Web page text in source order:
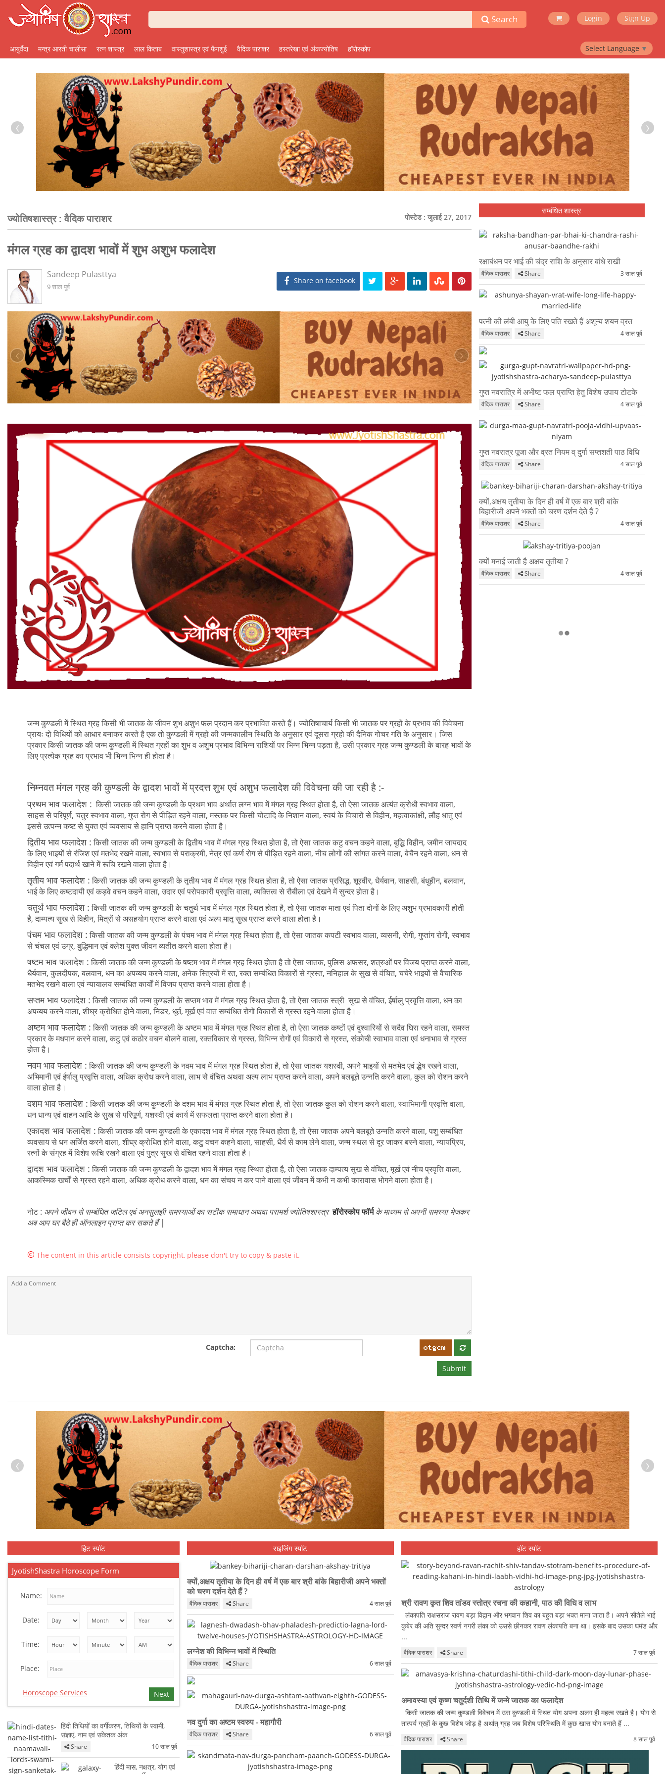
Search Login Sign Up
आयुर्वेदा मन्त्र आरती चालीसा रत्न शास्त्र लाल किताब वास्तुशास्त्र एवं फेंगशुई वैदिक पाराशर हस्तरेखा एवं अंकज्योतिष हॉरोस्कोप Select Language ▼
‹ ›
ज्योतिषशास्त्र :वैदिक पाराशर पोस्टेड : जुलाई 27, 2017
मंगल ग्रह का द्वादश भावों में शुभ अशुभ फलादेश
Sandeep Pulasttya
9 साल पूर्व
Share on facebook
‹ ›
जन्म कुण्डली में स्थित ग्रह किसी भी जातक के जीवन शुभ अशुभ फल प्रदान कर प्रभावित करते हैं। ज्योतिषाचार्य किसी भी जातक पर ग्रहों के प्रभाव की विवेचना
प्रायः दो विधियों को आधार बनाकर करते है एक तो कुण्डली में ग्रहो की जन्मकालीन स्थिति के अनुसार एवं दूसरा ग्रहो की दैनिक गोचर गति के अनुसार। जिस
प्रकार किसी जातक की जन्म कुण्डली में स्थित ग्रहों का शुभ व अशुभ प्रभाव विभिन्न राशियों पर भिन्न भिन्न पड़ता है, उसी प्रकार ग्रह जन्म कुण्डली के बारह भावों के
लिए प्रत्येक ग्रह का प्रभाव भी भिन्न भिन्न ही होता है।
निम्नवत मंगल ग्रह की कुण्डली के द्वादश भावों में प्रदत्त शुभ एवं अशुभ फलादेश की विवेचना की जा रही है :-
प्रथम भाव फलादेश : किसी जातक की जन्म कुण्डली के प्रथम भाव अर्थात लग्न भाव में मंगल ग्रह स्थित होता है, तो ऐसा जातक अत्यंत क्रोधी स्वभाव वाला,
साहस से परिपूर्ण, चतुर स्वभाव वाला, गुप्त रोग से पीड़ित रहने वाला, मस्तक पर किसी चोटादि के निशान वाला, स्वयं के विचारों से विहीन, महत्वाकांक्षी, लौह धातु एवं
इससे उत्पन्न कष्ट से युक्त एवं व्यवसाय से हानि प्राप्त करने वाला होता है।
द्वितीय भाव फलादेश : किसी जातक की जन्म कुण्डली के द्वितीय भाव में मंगल ग्रह स्थित होता है, तो ऐसा जातक कटु वचन कहने वाला, बुद्धि विहीन, जमीन जायदाद
के लिए भाइयों से रंजिश एवं मतभेद रखने वाला, स्वभाव से पराक्रमी, नेत्र एवं कर्ण रोग से पीड़ित रहने वाला, नीच लोगों की सांगत करने वाला, बेचैन रहने वाला, धन से
विहीन एवं गर्म पदार्थ खाने में रूचि रखने वाला होता है।
तृतीय भाव फलादेश : किसी जातक की जन्म कुण्डली के तृतीय भाव में मंगल ग्रह स्थित होता है, तो ऐसा जातक प्रसिद्ध, शूरवीर, धैर्यवान, साहसी, बंधुहीन, बलवान,
भाई के लिए कष्टदायी एवं कड़वे वचन कहने वाला, उदार एवं परोपकारी प्रवृत्ति वाला, व्यक्तित्व से रौबीला एवं देखने में सुन्दर होता है।
चतुर्थ भाव फलादेश : किसी जातक की जन्म कुण्डली के चतुर्थ भाव में मंगल ग्रह स्थित होता है, तो ऐसा जातक माता एवं पिता दोनों के लिए अशुभ प्रभावकारी होती
है, दाम्पत्य सुख से विहीन, मित्रों से असहयोग प्राप्त करने वाला एवं अल्प मातृ सुख प्राप्त करने वाला होता है।
पंचम भाव फलादेश : किसी जातक की जन्म कुण्डली के पंचम भाव में मंगल ग्रह स्थित होता है, तो ऐसा जातक कपटी स्वभाव वाला, व्यसनी, रोगी, गुप्तांग रोगी, स्वभाव
से चंचल एवं उग्र, बुद्धिमान एवं क्लेश युक्त जीवन व्यतीत करने वाला होता है।
षष्टम भाव फलादेश : किसी जातक की जन्म कुण्डली के षष्टम भाव में मंगल ग्रह स्थित होता है तो ऐसा जातक, पुलिस अफसर, शत्रुओं पर विजय प्राप्त करने वाला,
धैर्यवान, कुलदीपक, बलवान, धन का अपव्यय करने वाला, अनेक स्त्रियों में रत, रक्त सम्बंधित विकारों से ग्रस्त, ननिहाल के सुख से वंचित, चचेरे भाइयों से वैचारिक
मतभेद रखने वाला एवं न्यायालय सम्बंधित कार्यों में विजय प्राप्त करने वाला होता है।
सप्तम भाव फलादेश : किसी जातक की जन्म कुण्डली के सप्तम भाव में मंगल ग्रह स्थित होता है, तो ऐसा जातक स्त्री सुख से वंचित, ईर्षालु प्रवृत्ति वाला, धन का
अपव्यय करने वाला, शीघ्र क्रोधित होने वाला, निडर, धूर्त, मूर्ख एवं वात सम्बंधित रोगों विकारों से ग्रस्त रहने वाला होता है।
अष्टम भाव फलादेश : किसी जातक की जन्म कुण्डली के अष्टम भाव में मंगल ग्रह स्थित होता है, तो ऐसा जातक कष्टों एवं दुश्वारियों से सदैव घिरा रहने वाला, समस्त
प्रकार के मधपान करने वाला, कटु एवं कठोर वचन बोलने वाला, रक्तविकार से ग्रस्त, विभिन्न रोगों एवं विकारों से ग्रस्त, संकोची स्वाभाव वाला एवं धनाभाव से ग्रस्त
होता है।
नवम भाव फलादेश : किसी जातक की जन्म कुण्डली के नवम भाव में मंगल ग्रह स्थित होता है, तो ऐसा जातक यशस्वी, अपने भाइयों से मतभेद एवं द्धेष रखने वाला,
अभिमानी एवं ईर्षालु प्रवृत्ति वाला, अधिक क्रोध करने वाला, लाभ से वंचित अथवा अल्प लाभ प्राप्त करने वाला, अपने बलबूते उन्नति करने वाला, कुल को रोशन करने
वाला होता है।
दशम भाव फलादेश : किसी जातक की जन्म कुण्डली के दशम भाव में मंगल ग्रह स्थित होता है, तो ऐसा जातक कुल को रोशन करने वाला, स्वाभिमानी प्रवृत्ति वाला,
धन धान्य एवं वाहन आदि के सुख से परिपूर्ण, यशस्वी एवं कार्य में सफलता प्राप्त करने वाला होता है।
एकादश भाव फलादेश : किसी जातक की जन्म कुण्डली के एकादश भाव में मंगल ग्रह स्थित होता है, तो ऐसा जातक अपने बलबूते उन्नति करने वाला, पशु सम्बंधित
व्यवसाय से धन अर्जित करने वाला, शीघ्र क्रोधित होने वाला, कटु वचन कहने वाला, साहसी, धैर्य से काम लेने वाला, जन्म स्थल से दूर जाकर बस्ने वाला, न्यायप्रिय,
रत्नों के संग्रह में विशेष रूचि रखने वाला एवं पुत्र सुख से वंचित रहने वाला होता है।
द्वादश भाव फलादेश : किसी जातक की जन्म कुण्डली के द्वादश भाव में मंगल ग्रह स्थित होता है, तो ऐसा जातक दाम्पत्य सुख से वंचित, मूर्ख एवं नीच प्रवृत्ति वाला,
आकस्मिक खर्चों से ग्रस्त रहने वाला, अधिक क्रोध करने वाला, धन का संचय न कर पाने वाला एवं जीवन में कभी न कभी कारावास भोगने वाला होता है।
नोट : अपने जीवन से सम्बंधित जटिल एवं अनसुलझी समस्याओं का सटीक समाधान अथवा परामर्श ज्योतिषशास्त्रहॉरोस्कोप फॉर्म के माध्यम से अपनी समस्या भेजकर
अब आप घर बैठे ही ऑनलाइन प्राप्त कर सकते हैं |
© The content in this article consists copyright, please don't try to copy & paste it.
Captcha:
Submit
सम्बंधित शास्त्र
रक्षाबंधन पर भाई की चंद्र राशि के अनुसार बांधे राखी
वैदिक पाराशर Share 3 साल पूर्व
पत्नी की लंबी आयु के लिए पति रखते हैं अशून्य शयन व्रत
वैदिक पाराशर Share 4 साल पूर्व
गुप्त नवरात्रि में अभीष्ट फल प्राप्ति हेतु विशेष उपाय टोटके
वैदिक पाराशर Share 4 साल पूर्व
गुप्त नवरात्र पूजा और व्रत नियम व् दुर्गा सप्तशती पाठ विधि
वैदिक पाराशर Share 4 साल पूर्व
क्यों,अक्षय तृतीया के दिन ही वर्ष में एक बार श्री बांके
बिहारीजी अपने भक्तों को चरण दर्शन देते हैं ?
वैदिक पाराशर Share 4 साल पूर्व
क्यों मनाई जाती है अक्षय तृतीया ?
वैदिक पाराशर Share 4 साल पूर्व
‹ ›
हिट स्पॉट
JyotishShastra Horoscope Form
Name:
Date:
Time:
Place:
Horoscope Services Next
हिंदी तिथियों का वर्गीकरण, तिथियों के स्वामी,
संज्ञाएं, नाम एवं संकेतक अंक
Share 10 साल पूर्व
हिंदी मास, नक्षत्र, योग एवं
राइजिंग स्पॉट
क्यों,अक्षय तृतीया के दिन ही वर्ष में एक बार श्री बांके बिहारीजी अपने भक्तों
को चरण दर्शन देते हैं ?
वैदिक पाराशर Share 4 साल पूर्व
लग्नेश की विभिन्न भावों में स्थिति
वैदिक पाराशर Share 6 साल पूर्व
नव दुर्गा का अष्टम स्वरुप - महागौरी
वैदिक पाराशर Share 6 साल पूर्व
हॉट स्पॉट
श्री रावण कृत शिव तांडव स्तोत्र रचना की कहानी, पाठ की विधि व लाभ
लंकापति राक्षसराज रावण बड़ा विद्वान और भगवान शिव का बहुत बड़ा भक्त माना जाता है। अपने सौतेले भाई
कुबेर की अति सुन्दर स्वर्ण नगरी लंका को उससे छीनकर रावण लंकापति बना था। इसके बाद उसका घमंड और
...
वैदिक पाराशर Share 7 साल पूर्व
अमावस्या एवं कृष्ण चतुर्दशी तिथि में जन्मे जातक का फलादेश
किसी जातक की जन्म कुण्डली विवेचन में उस कुण्डली में स्थित योग अपना अलग ही महत्व रखते है। योग से
तात्पर्य ग्रहों के कुछ विशेष जोड़ है अर्थात् ग्रह जब विशेष परिस्थिति में कुछ खास योग बनाते हैं ...
वैदिक पाराशर Share 8 साल पूर्व